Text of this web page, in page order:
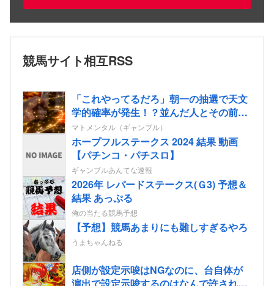
競馬サイト相互RSS
「これやってるだろ」朝一の抽選で天文
学的確率が発生！？並んだ人とその前後
で連番が出てしまう…
マトメンタル（ギャンブル）
ホープフルステークス 2024 結果 動画
【パチンコ・パチスロ】
ギャンブルあんてな速報
2026年 レパードステークス(Ｇ3) 予想＆
結果 あっぷる
俺の当たる競馬予想
【予想】競馬あまりにも難しすぎるやろ
うまちゃんねる
店側が設定示唆はNGなのに、台自体が
演出で設定示唆するのはなんで許されて